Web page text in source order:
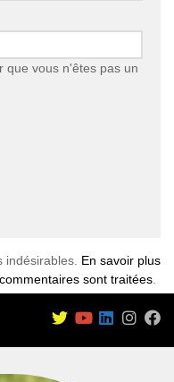
que vous n'êtes pas un
indésirables. En savoir plus
sont traitées